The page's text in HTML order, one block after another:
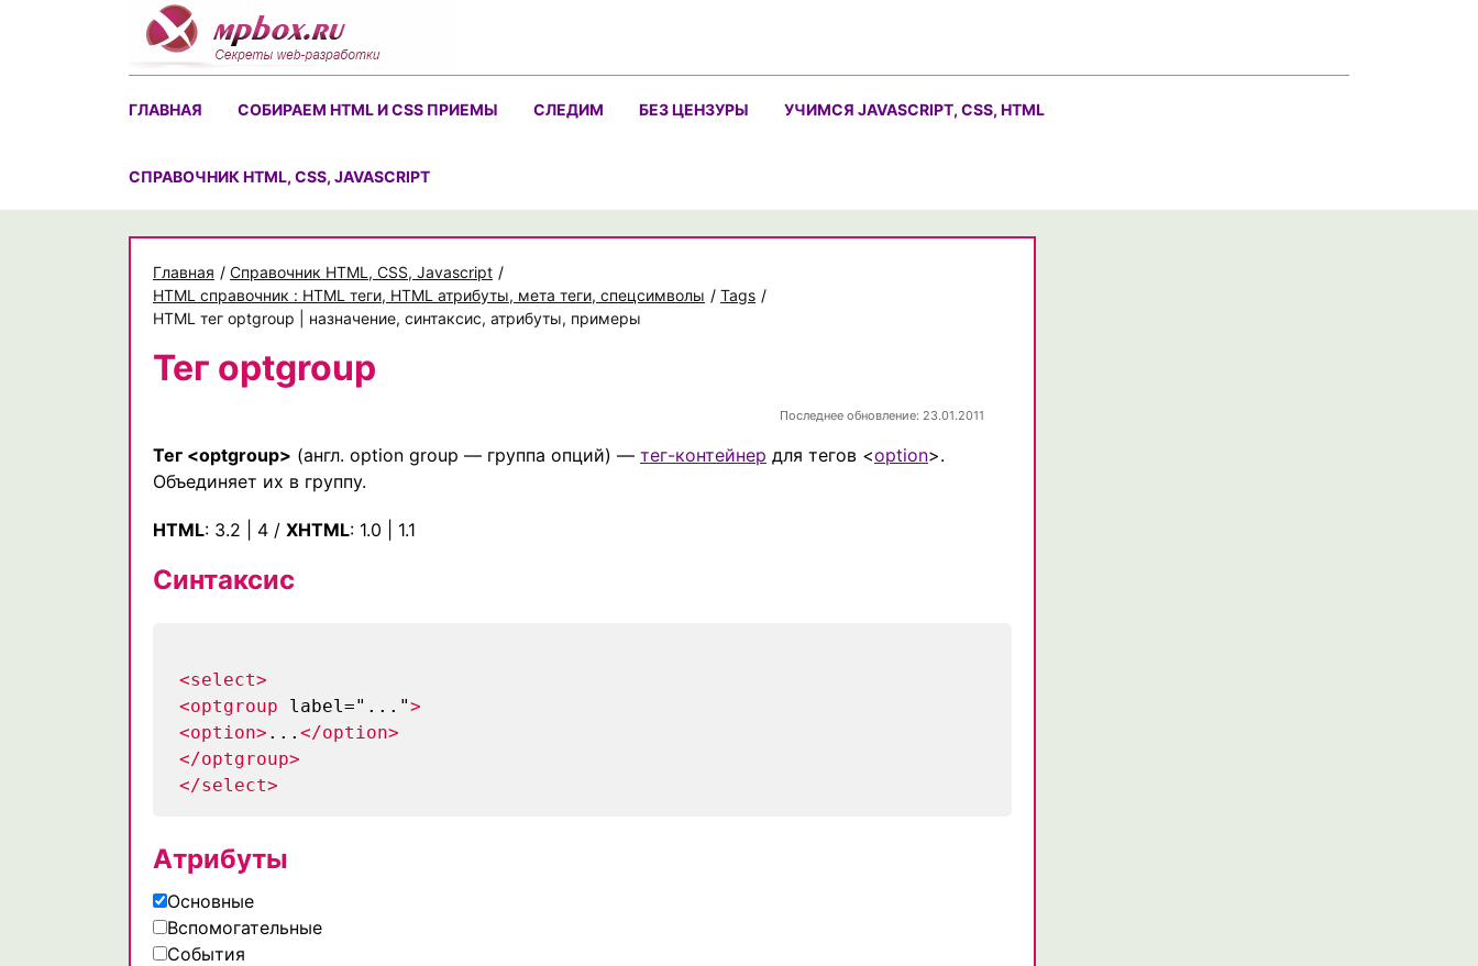
ГЛАВНАЯ СОБИРАЕМ HTML И CSS ПРИЕМЫ СЛЕДИМ БЕЗ ЦЕНЗУРЫ УЧИМСЯ JAVASCRIPT, CSS, HTML
CПРАВОЧНИК HTML, CSS, JAVASCRIPT
Главная / Cправочник HTML, CSS, Javascript /
HTML справочник : HTML теги, HTML атрибуты, мета теги, спецсимволы / Tags /
HTML тег optgroup | назначение, синтаксис, атрибуты, примеры
Тег optgroup
Последнее обновление: 23.01.2011
Тег <optgroup> (англ. option group — группа опций) — тег-контейнер для тегов <option>.
Объединяет их в группу.
HTML: 3.2 4 / XHTML: 1.0 1.1
Синтаксис
<select>
<optgroup label="...">
<option> ... </option>
</optgroup>
</select>
Атрибуты
Основные
Вспомогательные
События